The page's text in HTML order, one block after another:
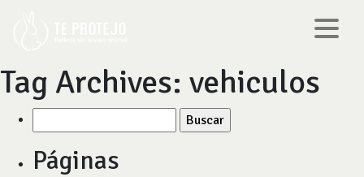
Tag Archives: vehiculos
por:
Páginas